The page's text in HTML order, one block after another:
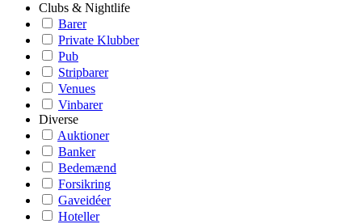
Clubs & Nightlife
Barer
Private Klubber
Pub
Stripbarer
Venues
Vinbarer
Diverse
Auktioner
Banker
Bedemænd
Forsikring
Gaveidéer
Hoteller